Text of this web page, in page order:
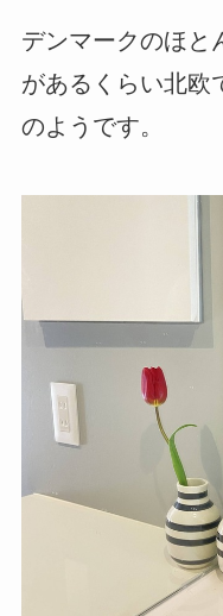
デンマークのほと
があるくらい北欧
のようです。